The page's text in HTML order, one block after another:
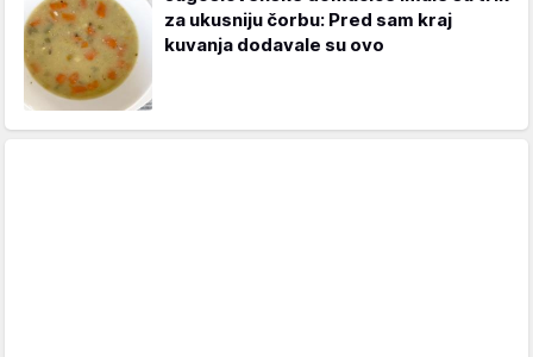
za ukusniju čorbu: Pred sam kraj
kuvanja dodavale su ovo